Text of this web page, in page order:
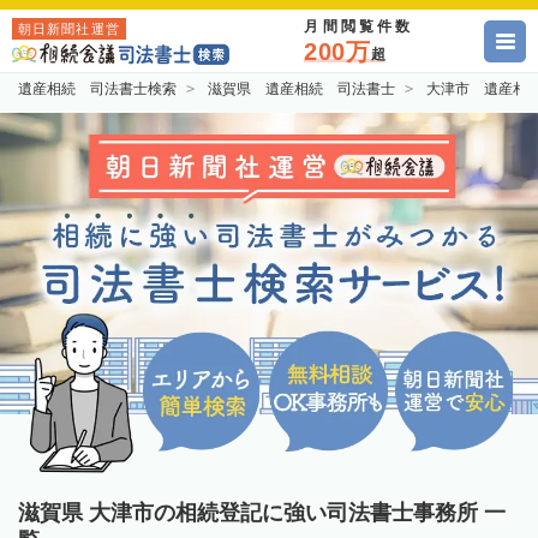
朝日新聞社運営 月間閲覧件数
200万超
遺産相続 司法書士検索 滋賀県 遺産相続 司法書士 大津市 遺産相
滋賀県 大津市の相続登記に強い司法書士事務所 一